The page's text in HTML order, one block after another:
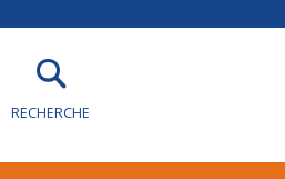
RECHERCHE